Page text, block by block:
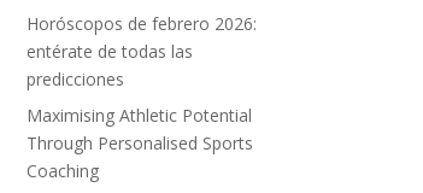
Horóscopos de febrero 2026:
entérate de todas las
predicciones
Maximising Athletic Potential
Through Personalised Sports
Coaching